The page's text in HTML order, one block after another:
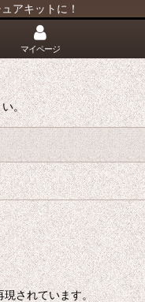
アキットに！
マイページ
。
されています。